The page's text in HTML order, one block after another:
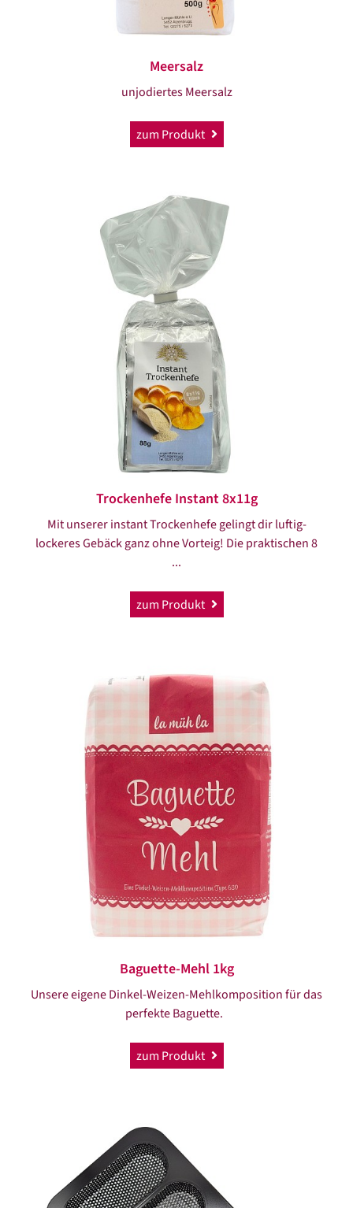
Meersalz
unjodiertes Meersalz
zum Produkt
Trockenhefe Instant 8x11g
Mit unserer instant Trockenhefe gelingt dir luftig-
lockeres Gebäck ganz ohne Vorteig! Die praktischen 8
...
zum Produkt
Baguette-Mehl 1kg
Unsere eigene Dinkel-Weizen-Mehlkomposition für das
perfekte Baguette.
zum Produkt